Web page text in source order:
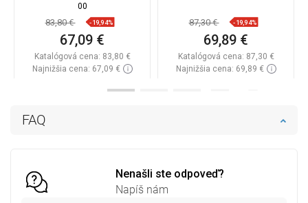
FAQ
Nenašli ste odpoveď?
Napíš nám
00
83,80 € -19,94%
67,09 €
Katalógová cena: 83,80 €
Najnižšia cena: 67,09 €
87,30 € -19,94%
69,89 €
Katalógová cena: 87,30 €
Najnižšia cena: 69,89 €